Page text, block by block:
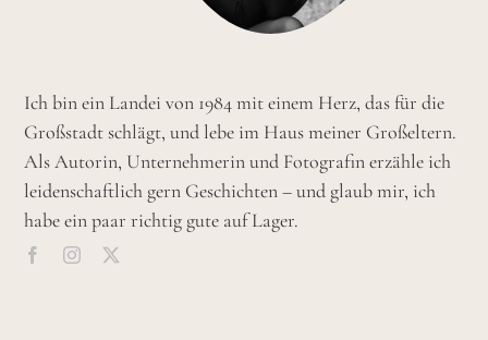
Ich bin ein Landei von 1984 mit einem Herz, das für die
Großstadt schlägt, und lebe im Haus meiner Großeltern.
Als Autorin, Unternehmerin und Fotografin erzähle ich
leidenschaftlich gern Geschichten – und glaub mir, ich
habe ein paar richtig gute auf Lager.